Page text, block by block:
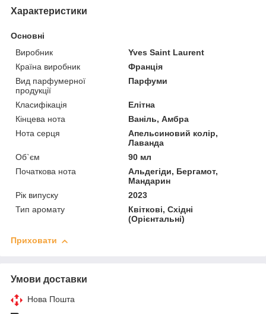
Характеристики
Основні
Виробник
Yves Saint Laurent
Країна виробник
Франція
Вид парфумерної
продукції
Парфуми
Класифікація
Елітна
Кінцева нота
Ваніль, Амбра
Нота серця
Апельсиновий колір,
Лаванда
Об`єм
90 мл
Початкова нота
Альдегіди, Бергамот,
Мандарин
Рік випуску
2023
Тип аромату
Квіткові, Східні
(Орієнтальні)
Приховати
Умови доставки
Нова Пошта